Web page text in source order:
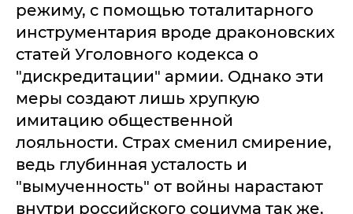
режиму, с помощью тоталитарного
инструментария вроде драконовских
статей Уголовного кодекса о
"дискредитации" армии. Однако эти
меры создают лишь хрупкую
имитацию общественной
лояльности. Страх сменил смирение,
ведь глубинная усталость и
"вымученность" от войны нарастают
внутри российского социума так же,